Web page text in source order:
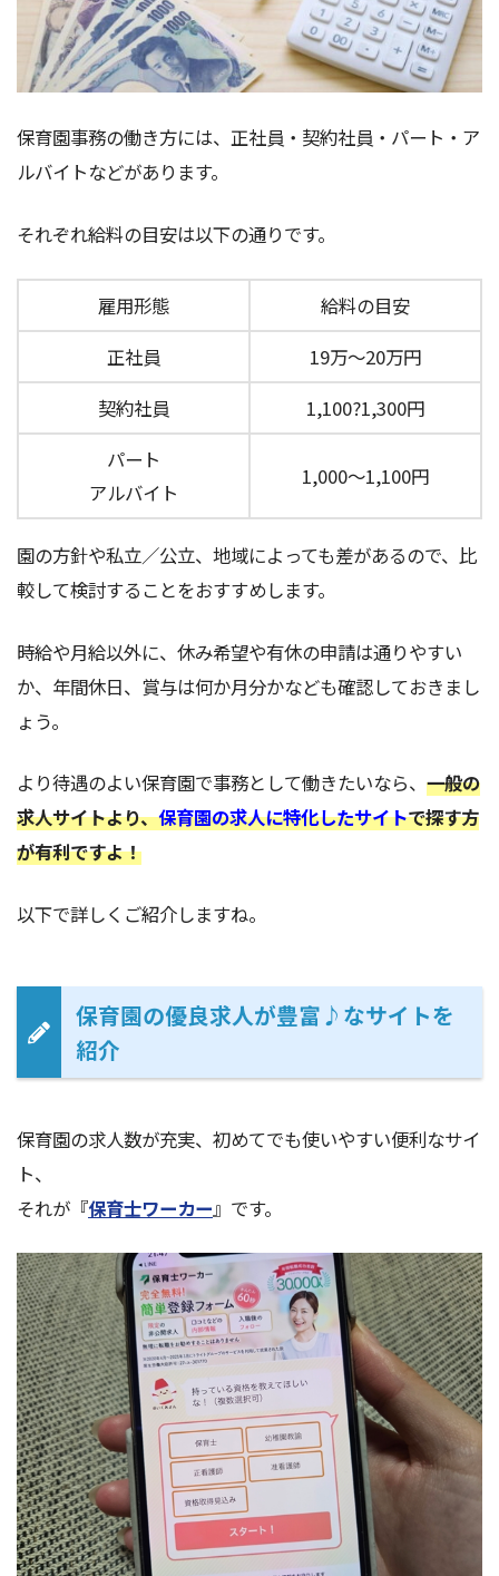
保育園事務の働き方には、正社員・契約社員・パート・ア
ルバイトなどがあります。
それぞれ給料の目安は以下の通りです。
雇用形態
給料の目安
正社員
19万～20万円
契約社員
1,100?1,300円
パート
アルバイト
1,000～1,100円
園の方針や私立／公立、地域によっても差があるので、比
較して検討することをおすすめします。
時給や月給以外に、休み希望や有休の申請は通りやすい
か、年間休日、賞与は何か月分かなども確認しておきまし
ょう。
より待遇のよい保育園で事務として働きたいなら、 一般の
求人サイトより、保育園の求人に特化したサイトで探す方
が有利ですよ！
以下で詳しくご紹介しますね。
保育園の優良求人が豊富♪なサイトを
紹介
保育園の求人数が充実、初めてでも使いやすい便利なサイ
ト、
それが『保育士ワーカー』です。